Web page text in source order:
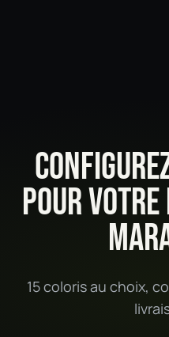
POUR
15 coloris au choix,